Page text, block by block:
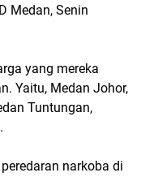
Medan, Senin
yang mereka
Yaitu, Medan Johor,
Tuntungan,
narkoba di